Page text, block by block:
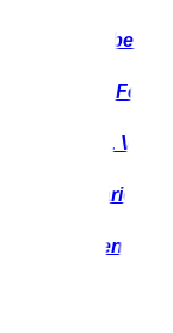
Cabe
Federal
Advocacia. Você
Aniversário do
Diferença